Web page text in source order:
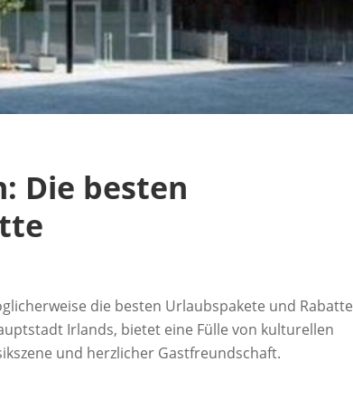
Die besten
die besten Urlaubspakete und Rabatte
Irlands, bietet eine Fülle von kulturellen
und herzlicher Gastfreundschaft.